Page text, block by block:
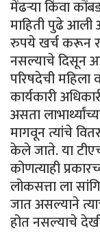
मेंढऱ्या किंवा
माहिती पुढे आली
रुपये खर्च करून
नसल्याचे दिसून
परिषदेची महिला
कार्यकारी
असता
मागवून त्यांचे
केले जाते. या
कोणत्याही
लोकसत्ता ला
जात असल्याने
होत नसल्याचे